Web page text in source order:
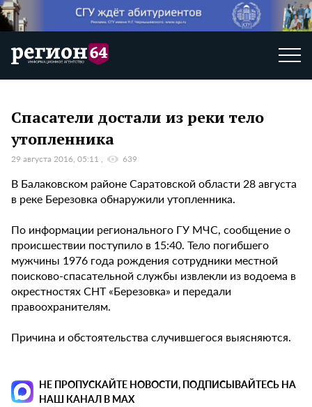
Спасатели достали из реки тело
утопленника
29 августа 2016, 05:11 639
В Балаковском районе Саратовской области 28 августа
в реке Березовка обнаружили утопленника.
По информации регионального ГУ МЧС, сообщение о
происшествии поступило в 15:40. Тело погибшего
мужчины 1976 года рождения сотрудники местной
поисково-спасательной службы извлекли из водоема в
окрестностях СНТ «Березовка» и передали
правоохранителям.
Причина и обстоятельства случившегося выясняются.
НЕ ПРОПУСКАЙТЕ НОВОСТИ, ПОДПИСЫВАЙТЕСЬ НА
НАШ КАНАЛ В MAX